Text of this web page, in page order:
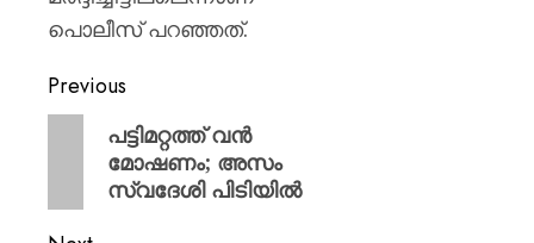
പൊലീസ് പറഞ്ഞത്.
Previous
പട്ടിമറ്റത്ത് വൻ
മോഷണം; അസം
സ്വദേശി പിടിയിൽ